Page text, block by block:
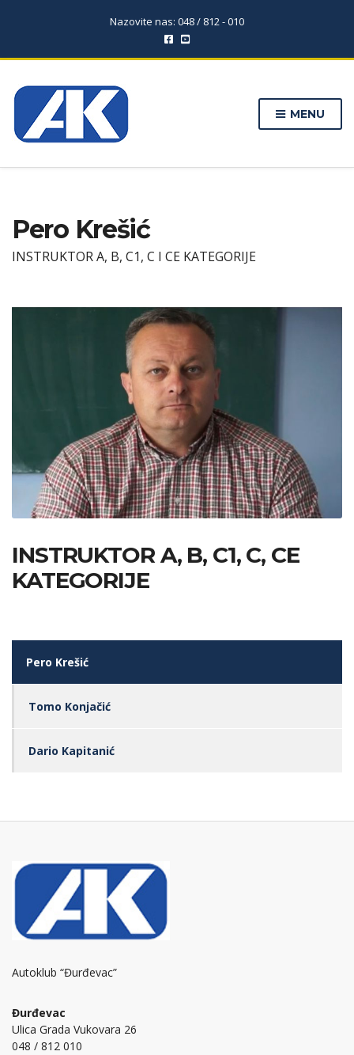
Nazovite nas: 048 / 812 - 010
MENU
Pero Krešić
INSTRUKTOR A, B, C1, C I CE KATEGORIJE
INSTRUKTOR A, B, C1, C, CE
KATEGORIJE
Pero Krešić
Tomo Konjačić
Dario Kapitanić
Autoklub “Đurđevac”
Đurđevac
Ulica Grada Vukovara 26
048 / 812 010